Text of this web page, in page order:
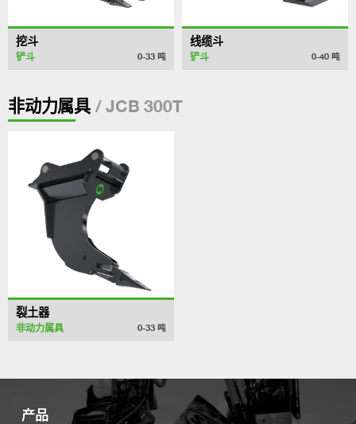
挖斗
铲斗 0-33 吨
线缆斗
铲斗 0-40 吨
非动力属具/ JCB 300T
裂土器
非动力属具 0-33 吨
产品